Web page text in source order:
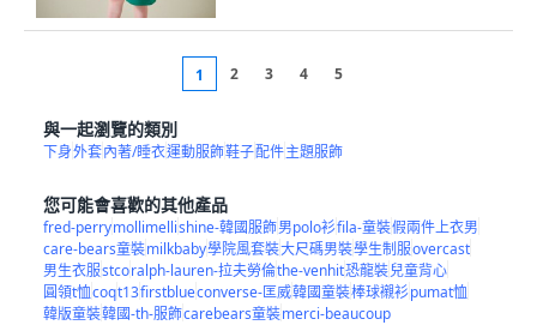
1 2 3 4 5
與一起瀏覽的類別
下身外套內著/睡衣運動服飾鞋子配件主題服飾
您可能會喜歡的其他產品
fred-perrymollimellishine-韓國服飾男polo衫fila-童裝假兩件上衣男
care-bears童裝milkbaby學院風套裝大尺碼男裝學生制服overcast
男生衣服stcoralph-lauren-拉夫勞倫the-venhit恐龍裝兒童背心
圓領t恤coqt13firstblueconverse-匡威韓國童裝棒球襯衫pumat恤
韓版童裝韓國-th-服飾carebears童裝merci-beaucoup